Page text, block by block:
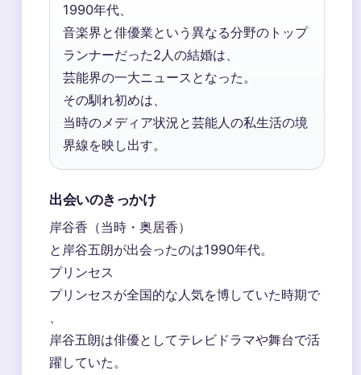
1990年代、
音楽界と俳優業という異なる分野のトップ
ランナーだった2人の結婚は、
芸能界の一大ニュースとなった。
その馴れ初めは、
当時のメディア状況と芸能人の私生活の境
界線を映し出す。
出会いのきっかけ
岸谷香（当時・奥居香）
と岸谷五朗が出会ったのは1990年代。
プリンセス
プリンセスが全国的な人気を博していた時期で
岸谷五朗は俳優としてテレビドラマや舞台で活
躍していた。